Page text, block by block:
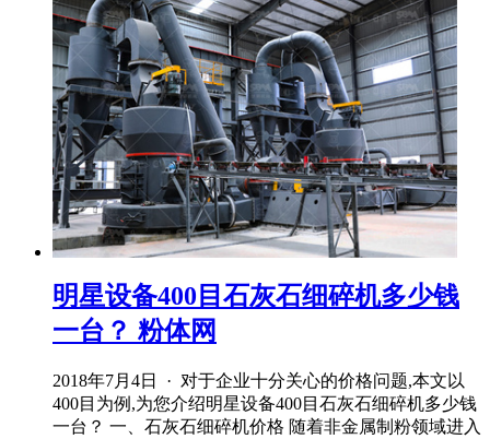
明星设备400目石灰石细碎机多少钱
一台？ 粉体网
2018年7月4日 · 对于企业十分关心的价格问题,本文以
400目为例,为您介绍明星设备400目石灰石细碎机多少钱
一台？ 一、石灰石细碎机价格 随着非金属制粉领域进入